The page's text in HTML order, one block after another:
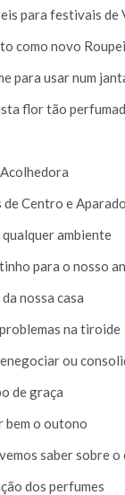
para festivais de
como novo
para usar num
flor tão
Centro e
ambiente
para o nosso
da nossa casa
na tiroide
ou
de graça
bem o outono
saber sobre
dos perfumes